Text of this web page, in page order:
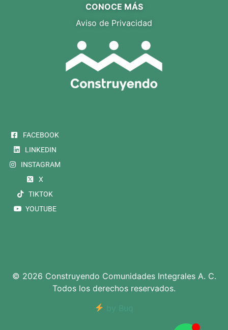
CONOCE MÁS
Aviso de Privacidad
FACEBOOK
LINKEDIN
INSTAGRAM
X
TIKTOK
YOUTUBE
© 2026 Construyendo Comunidades Integrales A. C.
Todos los derechos reservados.
by Buq